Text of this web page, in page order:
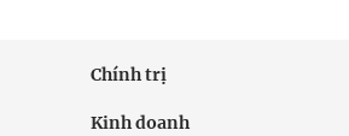
Chính trị
Kinh doanh